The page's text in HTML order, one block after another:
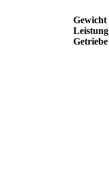
Gewicht
Leistung
Getriebe